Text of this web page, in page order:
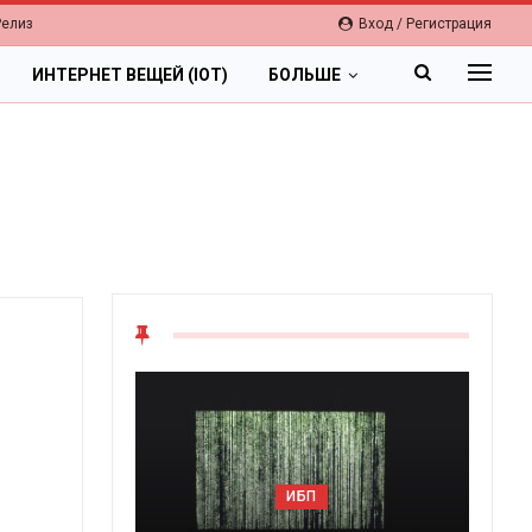
Вход / Регистрация
ИНТЕРНЕТ ВЕЩЕЙ (IOT) БОЛЬШЕ
Цифровая экономика